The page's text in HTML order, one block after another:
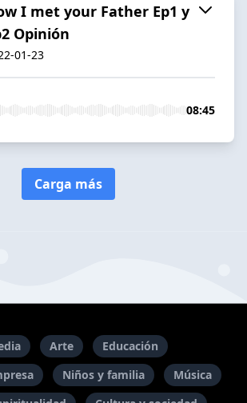
I met your Father Ep1 y
Opinión
01-23
08:45
Carga más
Arte
Educación
Niños y familia
Música